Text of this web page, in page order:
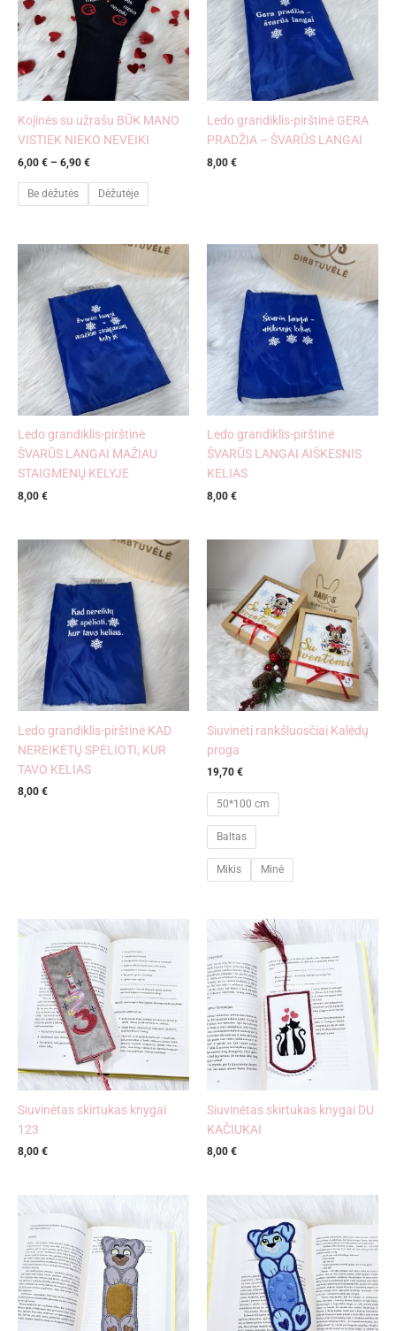
Kojinės su užrašu BŪK MANO
VISTIEK NIEKO NEVEIKI
6,00 € – 6,90 €
Be dėžutės Dėžutėje
Ledo grandiklis-pirštinė GERA
PRADŽIA – ŠVARŪS LANGAI
8,00 €
Ledo grandiklis-pirštinė
ŠVARŪS LANGAI MAŽIAU
STAIGMENŲ KELYJE
8,00 €
Ledo grandiklis-pirštinė
ŠVARŪS LANGAI AIŠKESNIS
KELIAS
8,00 €
Ledo grandiklis-pirštinė KAD
NEREIKĖTŲ SPĖLIOTI, KUR
TAVO KELIAS
8,00 €
Siuvinėti rankšluosčiai Kalėdų
proga
19,70 €
50*100 cm
Baltas
Mikis Minė
Siuvinėtas skirtukas knygai
123
8,00 €
Siuvinėtas skirtukas knygai DU
KAČIUKAI
8,00 €